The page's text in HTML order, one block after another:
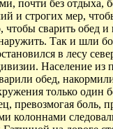
почти без
и строгих мер,
сварить обед
Так и шли
в лесу
Население из
обед,
только один
превозмогая боль,
колоннами